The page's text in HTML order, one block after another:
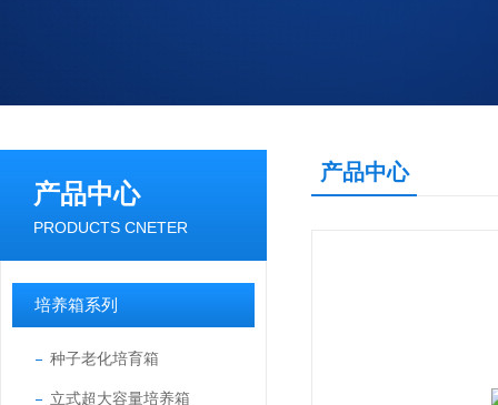
产品中心
PRODUCTS CNETER
培养箱系列
种子老化培育箱
立式超大容量培养箱
产品中心